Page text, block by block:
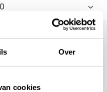
Over
cookies